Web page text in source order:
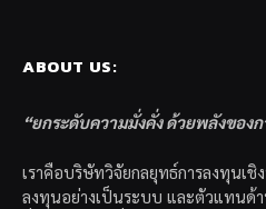
ABOUT US:
“ยกระดับความมั่งคั่ง ด้วยพลังของ
เราคือบริษัทวิจัยกลยุทธ์การลงทุนเ
ลงทุนอย่างเป็นระบบ และตัวแทนด้